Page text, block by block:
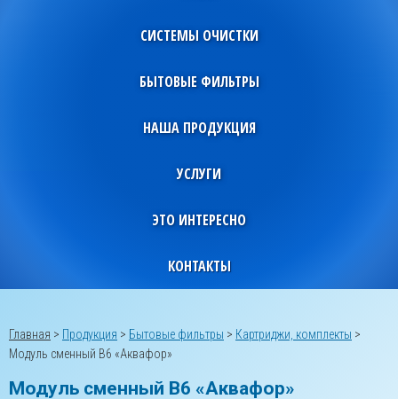
СИСТЕМЫ ОЧИСТКИ
БЫТОВЫЕ ФИЛЬТРЫ
НАША ПРОДУКЦИЯ
УСЛУГИ
ЭТО ИНТЕРЕСНО
КОНТАКТЫ
Главная > Продукция > Бытовые фильтры > Картриджи, комплекты >
Модуль сменный В6 «Аквафор»
Модуль сменный В6 «Аквафор»